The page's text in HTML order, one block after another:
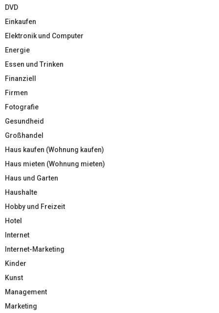
DVD
Einkaufen
Elektronik und Computer
Energie
Essen und Trinken
Finanziell
Firmen
Fotografie
Gesundheid
Großhandel
Haus kaufen (Wohnung kaufen)
Haus mieten (Wohnung mieten)
Haus und Garten
Haushalte
Hobby und Freizeit
Hotel
Internet
Internet-Marketing
Kinder
Kunst
Management
Marketing